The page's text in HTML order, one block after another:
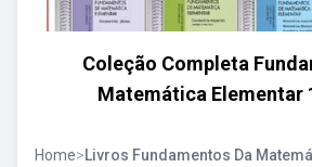
Coleção Completa
Matemática Elementar
Home>Livros Fundamentos Da